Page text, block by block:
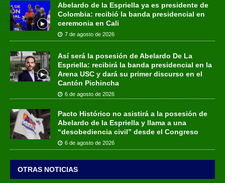
Abelardo de la Espriella ya es presidente de
Colombia: recibió la banda presidencial en
ceremonia en Cali
7 de agosto de 2026
Así será la posesión de Abelardo De La
Espriella: recibirá la banda presidencial en la
Arena USC y dará su primer discurso en el
Cantón Pichincha
6 de agosto de 2026
Pacto Histórico no asistirá a la posesión de
Abelardo de la Espriella y llama a una
“desobediencia civil” desde el Congreso
6 de agosto de 2026
OTRAS NOTICIAS